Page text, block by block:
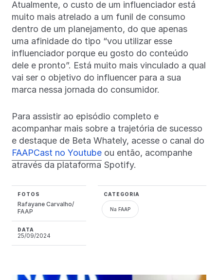
Atualmente, o custo de um influenciador está
muito mais atrelado a um funil de consumo
dentro de um planejamento, do que apenas
uma afinidade do tipo “vou utilizar esse
influenciador porque eu gosto do conteúdo
dele e pronto”. Está muito mais vinculado a qual
vai ser o objetivo do influencer para a sua
marca nessa jornada do consumidor.
Para assistir ao episódio completo e
acompanhar mais sobre a trajetória de sucesso
e destaque de Beta Whately, acesse o canal do
FAAPCast no Youtube ou então, acompanhe
através da plataforma Spotify.
FOTOS
Rafayane Carvalho/
FAAP
DATA
25/09/2024
CATEGORIA
Na FAAP